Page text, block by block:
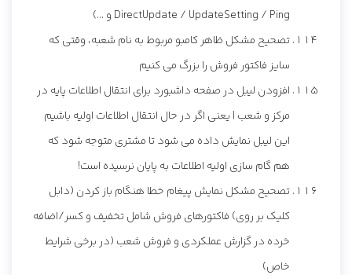
DirectUpdate / UpdateSetting / Ping و ...)
تصحیح مشکل ظاهر کامبو مربوط به نام شعبه، وقتی که
سایز فاکتور فروش را بزرگ می کنیم
افزودن لیبل در صفحه داشبورد برای انتقال اطلاعات پایه در
مرکز و شعب | یعنی اگر در حال انتقال اطلاعات اولیه باشیم
این لیبل نمایش داده می شود تا مشتری متوجه شود که
هم گام سازی اولیه اطلاعات به پایان نرسیده است!
تصحیح مشکل نمایش پیغام خطا هنگام باز کردن (دابل
کلیک بر روی) فاکتورهای فروش شامل تخفیف و کسر/اضافه
خرده در گزارش عملکردی و فروش شعب (در برخی شرایط
خاص)